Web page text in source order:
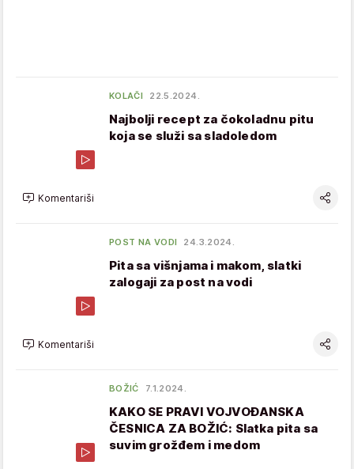
KOLAČI 22.5.2024.
Najbolji recept za čokoladnu pitu
koja se služi sa sladoledom
Komentariši
POST NA VODI 24.3.2024.
Pita sa višnjama i makom, slatki
zalogaji za post na vodi
Komentariši
BOŽIĆ 7.1.2024.
KAKO SE PRAVI VOJVOĐANSKA
ČESNICA ZA BOŽIĆ: Slatka pita sa
suvim grožđem i medom